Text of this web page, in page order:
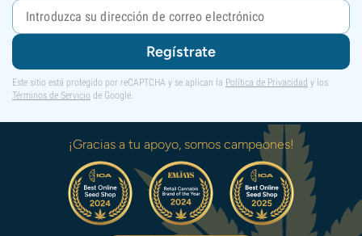
Regístrate
Este sitio está protegido por reCAPTCHA y se aplican la Política de Privacidad y los
Términos de Servicio de Google.
¡Gracias a tu apoyo, somos campeones!